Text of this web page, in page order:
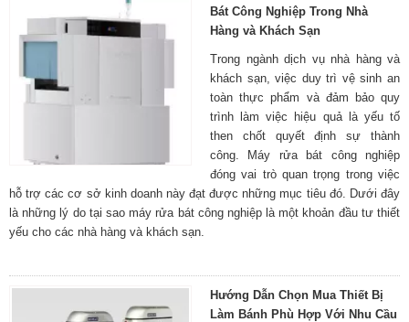
Bát Công Nghiệp Trong Nhà
Hàng và Khách Sạn
Trong ngành dịch vụ nhà hàng và
khách sạn, việc duy trì vệ sinh an
toàn thực phẩm và đảm bảo quy
trình làm việc hiệu quả là yếu tố
then chốt quyết định sự thành
công. Máy rửa bát công nghiệp
đóng vai trò quan trọng trong việc
hỗ trợ các cơ sở kinh doanh này đạt được những mục tiêu đó. Dưới đây
là những lý do tại sao máy rửa bát công nghiệp là một khoản đầu tư thiết
yếu cho các nhà hàng và khách sạn.
Hướng Dẫn Chọn Mua Thiết Bị
Làm Bánh Phù Hợp Với Nhu Cầu